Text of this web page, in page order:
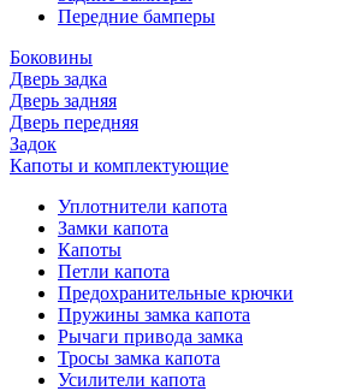
Передние бамперы
Боковины
Дверь задка
Дверь задняя
Дверь передняя
Задок
Капоты и комплектующие
Уплотнители капота
Замки капота
Капоты
Петли капота
Предохранительные крючки
Пружины замка капота
Рычаги привода замка
Тросы замка капота
Усилители капота